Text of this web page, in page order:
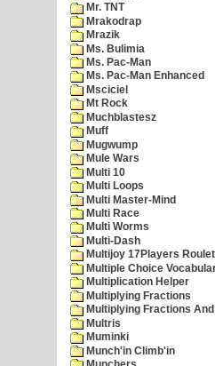
Mr. TNT
Mrakodrap
Mrazik
Ms. Bulimia
Ms. Pac-Man
Ms. Pac-Man Enhanced
Msciciel
Mt Rock
Muchblastesz
Muff
Mugwump
Mule Wars
Multi 10
Multi Loops
Multi Master-Mind
Multi Race
Multi Worms
Multi-Dash
Multijoy 17Players
Multiple Choice
Multiplication Helper
Multiplying Fractions
Multiplying Fractions
Multris
Muminki
Munch'in Climb'in